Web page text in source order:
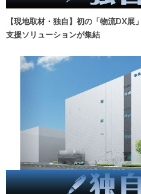
【現地取材・独自】初の「物流DX
支援ソリューションが集結